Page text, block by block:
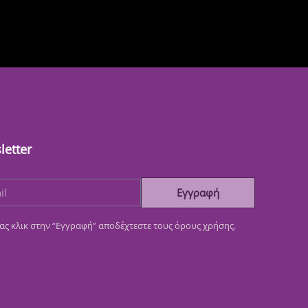
Εγγραφή
κλικ στην “Εγγραφή” αποδέχτεστε τους όρους χρήσης.